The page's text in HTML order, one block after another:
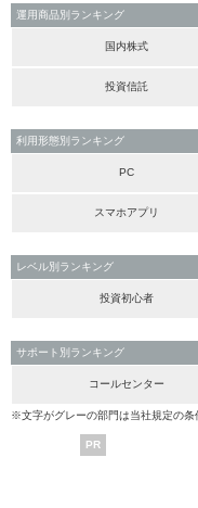
運用商品別ランキング
国内株式
投資信託
利用形態別ランキング
PC
スマホアプリ
レベル別ランキング
投資初心者
サポート別ランキング
コールセンター
※文字がグレーの部門は当社規定の条
PR